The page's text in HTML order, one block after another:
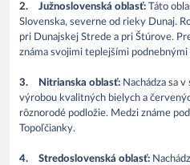
2. Južnoslovenská oblasť: Táto
Slovenska, severne od rieky Dunaj.
pri Dunajskej Strede a pri Štúrove.
známa svojimi teplejšími
3. Nitrianska oblasť: Nachádza sa
výrobou kvalitných bielych a
rôznorodé podložie. Medzi známe
Topoľčianky.
4. Stredoslovenská oblasť: